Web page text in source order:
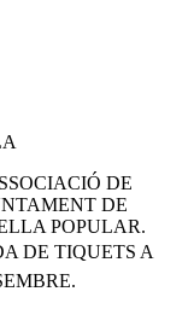
DE
DE
POPULAR.
DE TIQUETS A